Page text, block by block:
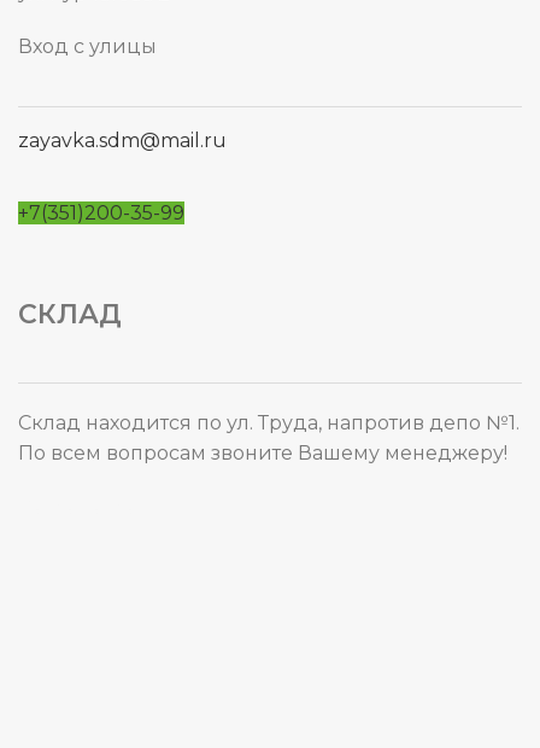
Вход с улицы
zayavka.sdm@mail.ru
+7(351)200-35-99
СКЛАД
Склад находится по ул. Труда, напротив депо №1.
По всем вопросам звоните Вашему менеджеру!